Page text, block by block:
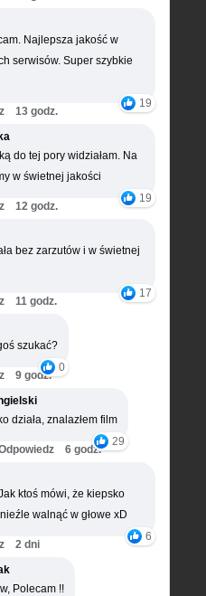
Najlepsza jakość w
serwisów. Super szybkie
19
13 godz.
do tej pory widziałam. Na
w świetnej jakości
19
12 godz.
bez zarzutów i w świetnej
17
11 godz.
szukać?
0
9 godz.
działa, znalazłem film
29
6 godz.
ktoś mówi, że kiepsko
walnąć w głowe xD
6
2 dni
Polecam !!